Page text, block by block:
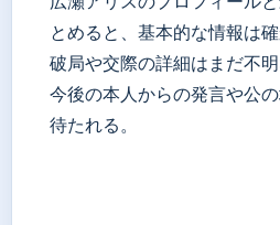
とめると、基本的な情報は確
破局や交際の詳細はまだ不明
今後の本人からの発言や公
待たれる。